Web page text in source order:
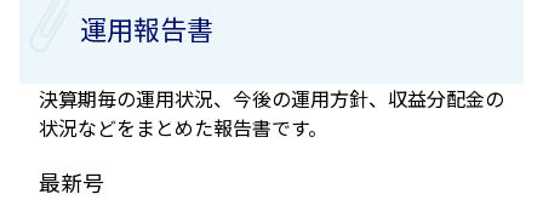
運用報告書
決算期毎の運用状況、今後の運用方針、収益分配金の
状況などをまとめた報告書です。
最新号